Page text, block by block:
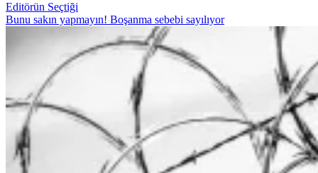
Editörün Seçtiği
Bunu sakın yapmayın! Boşanma sebebi sayılıyor